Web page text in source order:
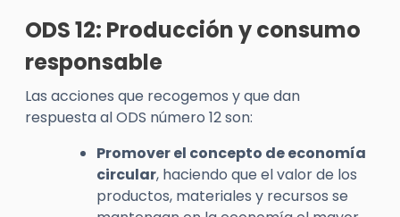
ODS 12: Producción y consumo
responsable
Las acciones que recogemos y que dan
respuesta al ODS número 12 son:
Promover el concepto de economía
circular, haciendo que el valor de los
productos, materiales y recursos se